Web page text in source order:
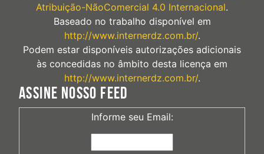
Atribuição-NãoComercial 4.0 Internacional.
Baseado no trabalho disponível em
http://www.internerdz.com.br/.
Podem estar disponíveis autorizações adicionais
às concedidas no âmbito desta licença em
http://www.internerdz.com.br/.
ASSINE NOSSO FEED
Informe seu Email: